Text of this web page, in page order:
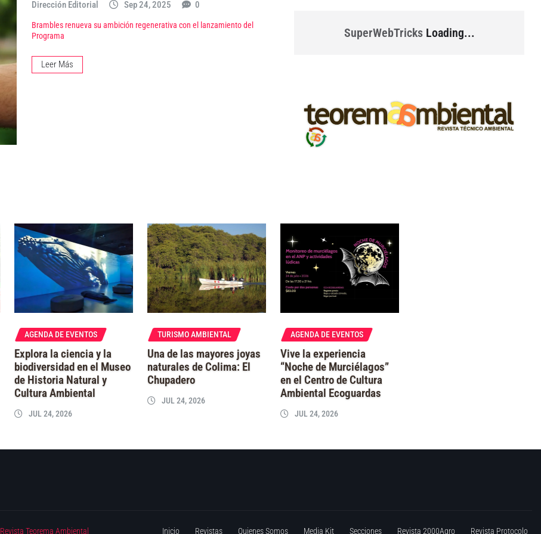
Dirección Editorial Sep 24, 2025 0
Brambles renueva su ambición regenerativa con el lanzamiento del
Programa
Leer Más
SuperWebTricksLoading...
AGENDA DE EVENTOS
Explora la ciencia y la
biodiversidad en el Museo
de Historia Natural y
Cultura Ambiental
JUL 24, 2026
TURISMO AMBIENTAL
Una de las mayores joyas
naturales de Colima: El
Chupadero
JUL 24, 2026
AGENDA DE EVENTOS
Vive la experiencia
“Noche de Murciélagos”
en el Centro de Cultura
Ambiental Ecoguardas
JUL 24, 2026
Revista Teorema Ambiental Inicio Revistas Quienes Somos Media Kit Secciones Revista 2000Agro Revista Protocolo